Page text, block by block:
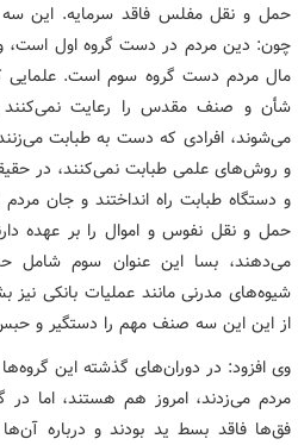
حمل و نقل مفلس فاقد سرمایه. این سه
چون: دین مردم در دست گروه اول
مال مردم دست گروه سوم است.
شأن و صنف مقدس را رعایت نمی‌کنند
می‌شوند، افرادی که دست به طبابت
و روش‌های علمی طبابت نمی‌کنند، در
و دستگاه طبابت راه انداختند و جان
حمل و نقل نفوس و اموال را بر عهده
می‌دهند، بسا این عنوان سوم شامل
شیوه‌های مدرنی مانند عملیات بانکی نیز
از این این سه صنف مهم را دستگیر و
وی افزود: در دوران‌های گذشته این
مردم می‌زدند، امروز هم هستند، اما در
فق‌ها فاقد بسط ید بودند و درباره آن‌ها